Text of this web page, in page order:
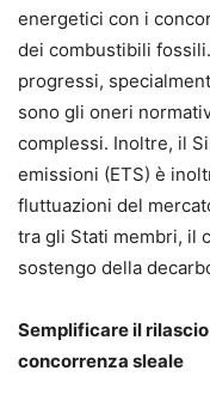
energetici con i
dei combustibili
progressi,
sono gli oneri
complessi. Inoltre, il
emissioni (ETS) è
fluttuazioni del
tra gli Stati membri, il
sostengo della
Semplificare il
concorrenza sleale